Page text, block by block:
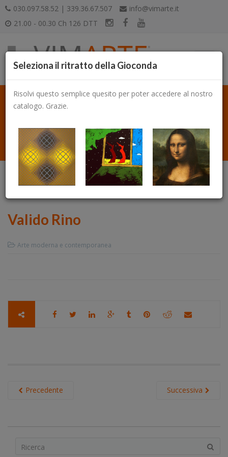
030.097.58.52 | 339.36.67.507
info@vimarte.it
21.00 - 00.30 Ch 126 DTT
Valido Rino
Arte moderna e contemporanea
Successiva
Precedente
Seleziona il ritratto della Gioconda
Risolvi questo semplice quesito per poter accedere al nostro
catalogo. Grazie.